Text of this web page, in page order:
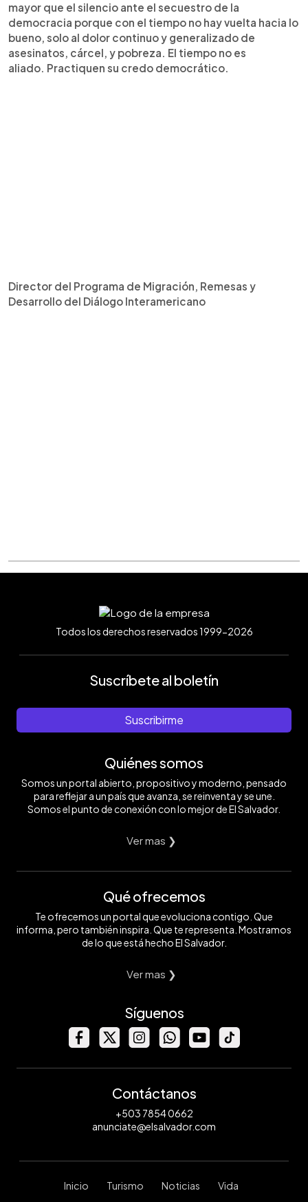
mayor que el silencio ante el secuestro de la
democracia porque con el tiempo no hay vuelta hacia lo
bueno, solo al dolor continuo y generalizado de
asesinatos, cárcel, y pobreza. El tiempo no es
aliado. Practiquen su credo democrático.
Director del Programa de Migración, Remesas y
Desarrollo del Diálogo Interamericano
Todos los derechos reservados 1999-2026
Suscríbete al boletín
Suscribirme
Quiénes somos
Somos un portal abierto, propositivo y moderno, pensado
para reflejar a un país que avanza, se reinventa y se une.
Somos el punto de conexión con lo mejor de El Salvador.
Ver mas ❯
Qué ofrecemos
Te ofrecemos un portal que evoluciona contigo. Que
informa, pero también inspira. Que te representa. Mostramos
de lo que está hecho El Salvador.
Ver mas ❯
Síguenos
Contáctanos
+503 7854 0662
anunciate@elsalvador.com
Inicio Turismo Noticias Vida